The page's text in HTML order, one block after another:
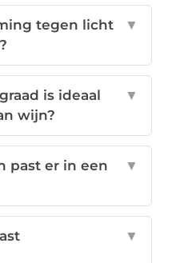
tegen licht
▼
is ideaal
wijn?
▼
past er in een
▼
▼